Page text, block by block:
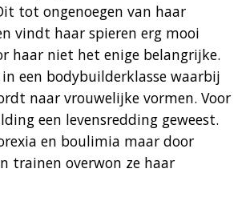
tot ongenoegen van haar
vindt haar spieren erg mooi
haar niet het enige belangrijke.
een bodybuilderklasse waarbij
naar vrouwelijke vormen. Voor
een levensredding geweest.
en boulimia maar door
trainen overwon ze haar